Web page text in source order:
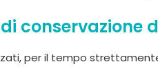
conservazione
per il tempo